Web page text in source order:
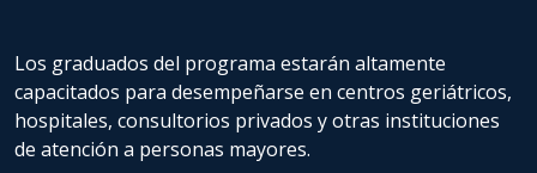
Los graduados del programa estarán altamente
capacitados para desempeñarse en centros geriátricos,
hospitales, consultorios privados y otras instituciones
de atención a personas mayores.